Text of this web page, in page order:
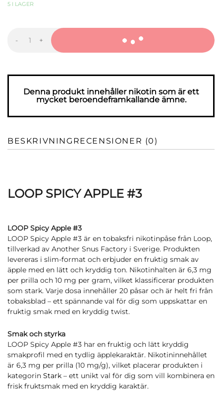
-LOOP
mängd
+
Denna produkt innehåller nikotin som är ett
mycket beroendeframkallande ämne.
BESKRIVNING RECENSIONER (0)
LOOP SPICY APPLE #3
LOOP Spicy Apple #3
LOOP Spicy Apple #3 är en tobaksfri nikotinpåse från Loop,
tillverkad av Another Snus Factory i Sverige. Produkten
levereras i slim-format och erbjuder en fruktig smak av
äpple med en lätt och kryddig ton. Nikotinhalten är 6,3 mg
per prilla och 10 mg per gram, vilket klassificerar produkten
som stark. Varje dosa innehåller 20 påsar och är helt fri från
tobaksblad – ett spännande val för dig som uppskattar en
fruktig smak med en kryddig twist.
Smak och styrka
LOOP Spicy Apple #3 har en fruktig och lätt kryddig
smakprofil med en tydlig äpplekaraktär. Nikotininnehållet
är 6,3 mg per prilla (10 mg/g), vilket placerar produkten i
kategorin Stark – ett unikt val för dig som vill kombinera en
frisk fruktsmak med en kryddig karaktär.